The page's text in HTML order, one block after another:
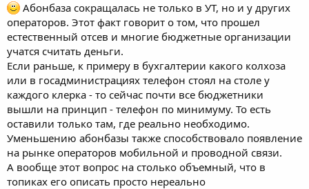
Абонбаза сокращалась не только в УТ, но и у других
операторов. Этот факт говорит о том, что прошел
естественный отсев и многие бюджетные организации
учатся считать деньги.
Если раньше, к примеру в бухгалтерии какого колхоза
или в госадминистрациях телефон стоял на столе у
каждого клерка - то сейчас почти все бюджетники
вышли на принцип - телефон по минимуму. То есть
оставили только там, где реально необходимо.
Уменьшению абонбазы также способствовало появление
на рынке операторов мобильной и проводной связи.
А вообще этот вопрос на столько объемный, что в
топиках его описать просто нереально